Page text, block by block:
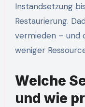
Instandsetzung
Restaurierung.
vermieden – und
weniger
Welche
und wie